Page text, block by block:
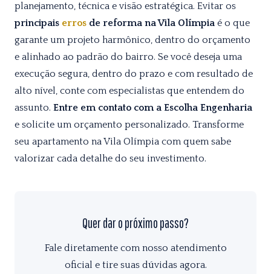
planejamento, técnica e visão estratégica. Evitar os
principais erros de reforma na Vila Olímpia é o que
garante um projeto harmônico, dentro do orçamento
e alinhado ao padrão do bairro. Se você deseja uma
execução segura, dentro do prazo e com resultado de
alto nível, conte com especialistas que entendem do
assunto. Entre em contato com a Escolha Engenharia
e solicite um orçamento personalizado. Transforme
seu apartamento na Vila Olímpia com quem sabe
valorizar cada detalhe do seu investimento.
Quer dar o próximo passo?
Fale diretamente com nosso atendimento
oficial e tire suas dúvidas agora.